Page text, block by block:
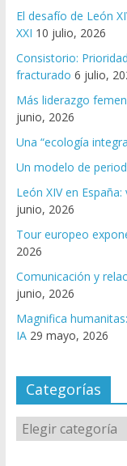
El desafío de León
XXI 10 julio, 2026
Consistorio:
fracturado 6 julio,
Más liderazgo
junio, 2026
Una “ecología
Un modelo de
León XIV en
junio, 2026
Tour europeo
2026
Comunicación y
junio, 2026
Magnifica
IA 29 mayo, 2026
Categorías